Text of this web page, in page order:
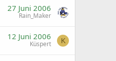
27 Juni 2006
Rain_Maker
12 Juni 2006
Küspert K